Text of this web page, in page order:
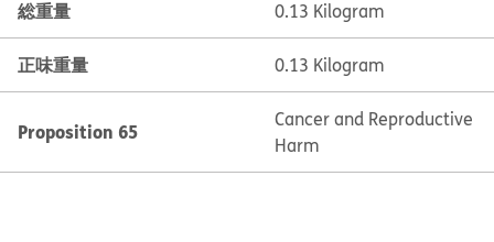
総重量 0.13 Kilogram
正味重量 0.13 Kilogram
Proposition 65
Cancer and Reproductive
Harm